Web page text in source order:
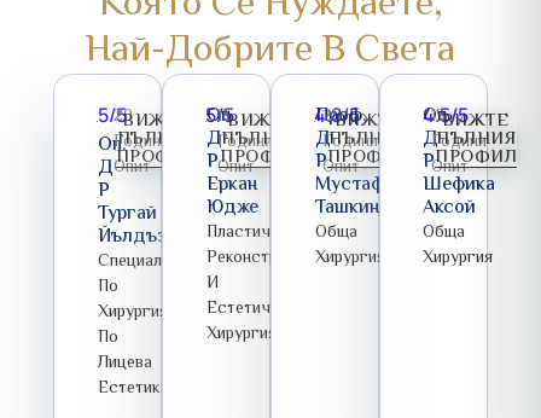
Най-Добрите В Света
5/5
Оп.
Д-
Р
Тургай
Йълдъз
Специалист
По
Хирургия
По
Лицева
Естетика
20
Години
Опит
ВИЖТЕ
ПЪЛНИЯ
ПРОФИЛ
5/5
Оп.
Д-
Р
Еркан
Юдже
Пластична,
Реконструктивна
И
Естетична
Хирургия
13
Години
Опит
ВИЖТЕ
ПЪЛНИЯ
ПРОФИЛ
4.8/5
Проф.
Д-
Р
Мустафа
Ташкин
Обща
Хирургия
25
Години
Опит
ВИЖТЕ
ПЪЛНИЯ
ПРОФИЛ
4.5/5
Оп.
Д-
Р
Шефика
Аксой
Обща
Хирургия
15
Години
Опит
ВИЖТЕ
ПЪЛНИЯ
ПРОФИЛ